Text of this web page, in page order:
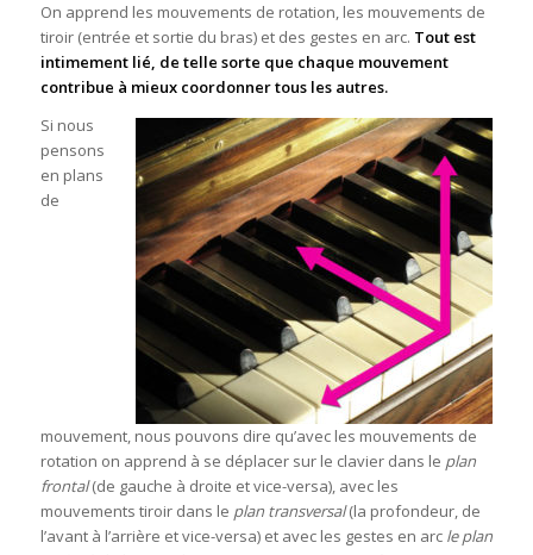
On apprend les mouvements de rotation, les mouvements de
tiroir (entrée et sortie du bras) et des gestes en arc. Tout est
intimement lié, de telle sorte que chaque mouvement
contribue à mieux coordonner tous les autres.
Si nous
pensons
en plans
de
mouvement, nous pouvons dire qu’avec les mouvements de
rotation on apprend à se déplacer sur le clavier dans le plan
frontal(de gauche à droite et vice-versa), avec les
mouvements tiroir dans le plan transversal(la profondeur, de
l’avant à l’arrière et vice-versa) et avec les gestes en arc le plan